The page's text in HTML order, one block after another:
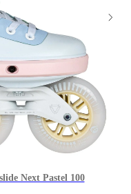
Next Pastel 100